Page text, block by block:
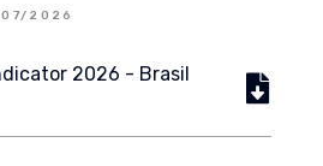
2026
2026 - Brasil